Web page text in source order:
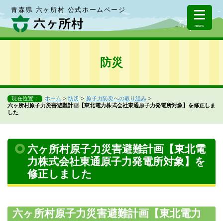
青森県 六ヶ所村 公式ホームページ
menu
防災
現在位置： ホーム 防災
原子力防災への取り組み
六ヶ所村原子力災害避難計画【東北電力株式会社東通原子力発電所対象】を修正しま
した
六ヶ所村原子力災害避難計画【東北電
力株式会社東通原子力発電所対象】を
修正しました
六ヶ所村原子力災害避難計画【東北電力